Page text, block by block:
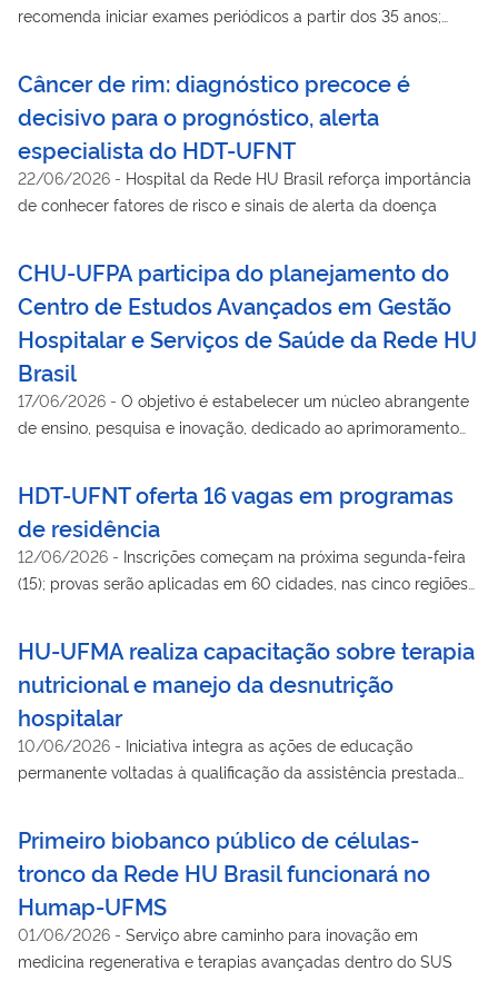
recomenda iniciar exames periódicos a partir dos 35 anos;
Câncer de rim: diagnóstico precoce é
decisivo para o prognóstico, alerta
especialista do HDT-UFNT
22/06/2026 - Hospital da Rede HU Brasil reforça importância
de conhecer fatores de risco e sinais de alerta da doença
CHU-UFPA participa do planejamento do
Centro de Estudos Avançados em Gestão
Hospitalar e Serviços de Saúde da Rede HU
Brasil
17/06/2026 - O objetivo é estabelecer um núcleo abrangente
de ensino, pesquisa e inovação, dedicado ao aprimoramento
HDT-UFNT oferta 16 vagas em programas
de residência
12/06/2026 - Inscrições começam na próxima segunda-feira
(15); provas serão aplicadas em 60 cidades, nas cinco regiões
HU-UFMA realiza capacitação sobre terapia
nutricional e manejo da desnutrição
hospitalar
10/06/2026 - Iniciativa integra as ações de educação
permanente voltadas à qualificação da assistência prestada
Primeiro biobanco público de células-
tronco da Rede HU Brasil funcionará no
Humap-UFMS
01/06/2026 - Serviço abre caminho para inovação em
medicina regenerativa e terapias avançadas dentro do SUS